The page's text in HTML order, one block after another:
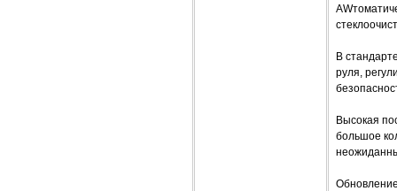
В
руля,
Высокая
большое